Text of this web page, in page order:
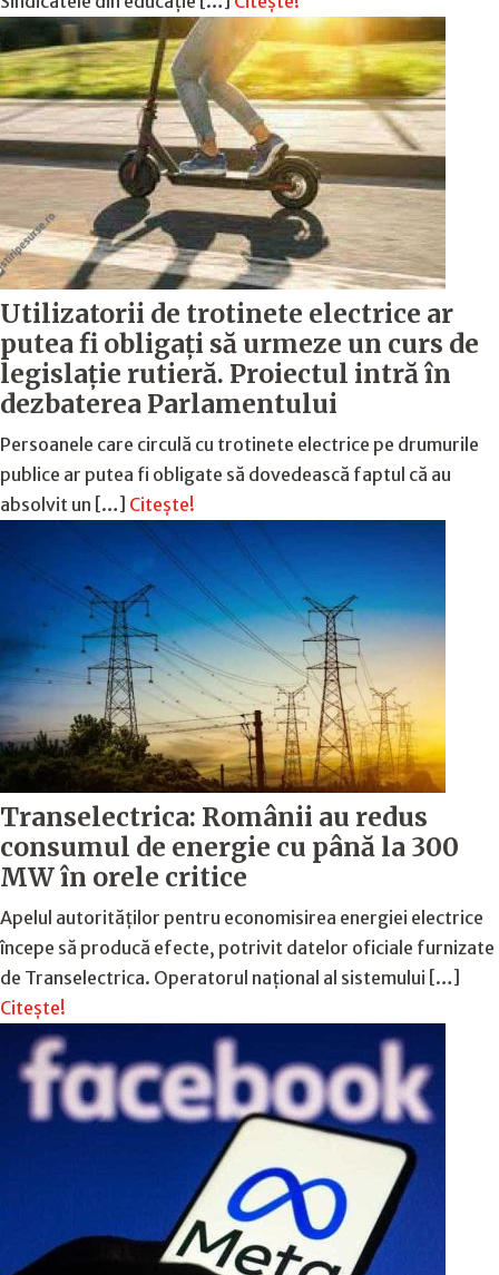
Utilizatorii de trotinete electrice ar
putea fi obligați să urmeze un curs de
legislație rutieră. Proiectul intră în
dezbaterea Parlamentului
Persoanele care circulă cu trotinete electrice pe drumurile
publice ar putea fi obligate să dovedească faptul că au
absolvit un […] Citește!
Transelectrica: Românii au redus
consumul de energie cu până la 300
MW în orele critice
Apelul autorităților pentru economisirea energiei electrice
începe să producă efecte, potrivit datelor oficiale furnizate
de Transelectrica. Operatorul național al sistemului […]
Citește!